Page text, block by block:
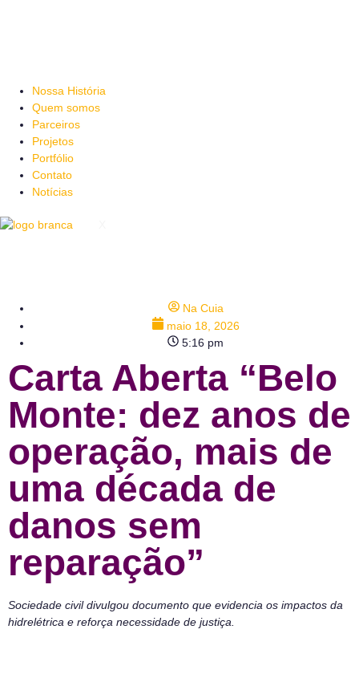
Nossa História
Quem somos
Parceiros
Projetos
Portfólio
Contato
Notícias
Na Cuia
maio 18, 2026
5:16 pm
Carta Aberta “Belo
Monte: dez anos de
operação, mais de
uma década de
danos sem
reparação”
Sociedade civil divulgou documento que evidencia os impactos da
hidrelétrica e reforça necessidade de justiça.